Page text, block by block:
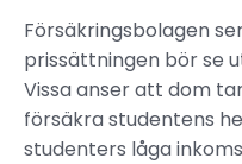
Försäkringsbolagen
prissättningen bör se
Vissa anser att dom
försäkra studentens
studenters låga